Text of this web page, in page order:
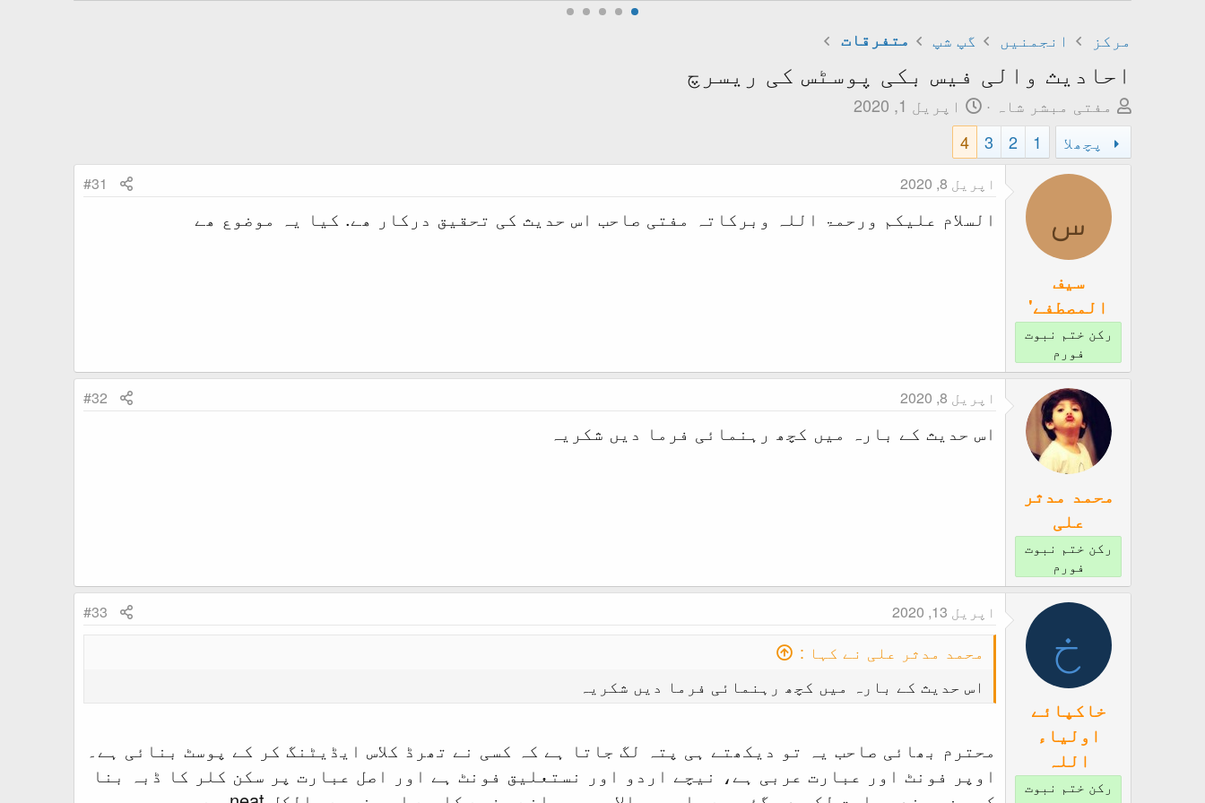
مرکز انجمنیں گپ شپ متفرقات
احادیث والی فیس بکی پوسٹس کی ریسرچ
T
h
a
d
s
t
r
مفتی مبشر شاہ
ت
ا
ر
ی
خ
ا
اپریل 1, 2020
پچھلا
1
2
3
4
س
سیف
المصطفے'
رکن ختم نبوت
فورم
اپریل 8, 2020 #31
السلام علیکم ورحمۃ اللہ وبرکاتہ مفتی صاحب اس حدیث کی تحقیق درکار ھے. کیا یہ موضوع ھے
محمد مدثر
علی
رکن ختم نبوت
فورم
اپریل 8, 2020 #32
اس حدیث کے بارہ میں کچھ رہنمائی فرما دیں شکریہ
خ
خاکپائے
اولیاء
اللہ
رکن ختم نبوت
اپریل 13, 2020 #33
محمد مدثر علی نے کہا :
اس حدیث کے بارہ میں کچھ رہنمائی فرما دیں شکریہ
محترم بھائی صاحب یہ تو دیکھتے ہی پتہ لگ جاتا ہے کہ کسی نے تھرڈ کلاس ایڈیٹنگ کر کے پوسٹ بنائی ہے۔
اوپر فونٹ اور عبارت عربی ہے، نیچے اردو اور نستعلیق فونٹ ہے اور اصل عبارت پر سکن کلر کا ڈبہ بنا